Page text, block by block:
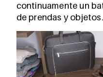
continuamente un
de prendas y objetos.